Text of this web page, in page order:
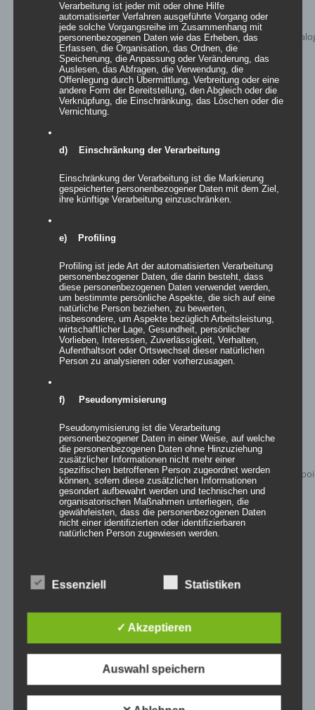
Inflatables AIRRACECONE
Details
zur Wunschliste
Inflatables AIRCUP
Details
zur Wunschliste
Verarbeitung ist jeder mit oder ohne Hilfe
automatisierter Verfahren ausgeführte Vorgang oder
jede solche Vorgangsreihe im Zusammenhang mit
personenbezogenen Daten wie das Erheben, das
Erfassen, die Organisation, das Ordnen, die
Speicherung, die Anpassung oder Veränderung, das
Auslesen, das Abfragen, die Verwendung, die
Offenlegung durch Übermittlung, Verbreitung oder eine
andere Form der Bereitstellung, den Abgleich oder die
Verknüpfung, die Einschränkung, das Löschen oder die
Vernichtung.
d) Einschränkung der Verarbeitung
Einschränkung der Verarbeitung ist die Markierung
gespeicherter personenbezogener Daten mit dem Ziel,
ihre künftige Verarbeitung einzuschränken.
e) Profiling
Profiling ist jede Art der automatisierten Verarbeitung
personenbezogener Daten, die darin besteht, dass
diese personenbezogenen Daten verwendet werden,
um bestimmte persönliche Aspekte, die sich auf eine
natürliche Person beziehen, zu bewerten,
insbesondere, um Aspekte bezüglich Arbeitsleistung,
wirtschaftlicher Lage, Gesundheit, persönlicher
Vorlieben, Interessen, Zuverlässigkeit, Verhalten,
Aufenthaltsort oder Ortswechsel dieser natürlichen
Person zu analysieren oder vorherzusagen.
f) Pseudonymisierung
Pseudonymisierung ist die Verarbeitung
personenbezogener Daten in einer Weise, auf welche
die personenbezogenen Daten ohne Hinzuziehung
zusätzlicher Informationen nicht mehr einer
spezifischen betroffenen Person zugeordnet werden
können, sofern diese zusätzlichen Informationen
gesondert aufbewahrt werden und technischen und
organisatorischen Maßnahmen unterliegen, die
gewährleisten, dass die personenbezogenen Daten
nicht einer identifizierten oder identifizierbaren
natürlichen Person zugewiesen werden.
Verantwortlicher
Verantwortlicher oder für die Verarbeitung
Verantwortlicher ist die natürliche oder juristische
Person, Behörde, Einrichtung oder andere Stelle, die
allein oder gemeinsam mit anderen über die Zwecke
und Mittel der Verarbeitung von personenbezogenen
Daten entscheidet. Sind die Zwecke und Mittel dieser
Verarbeitung durch das Unionsrecht oder das Recht der
Mitgliedstaaten vorgegeben, so kann der
Verantwortliche beziehungsweise können die
bestimmten Kriterien seiner Benennung nach dem
Essenziell Statistiken
✓ Akzeptieren
Auswahl speichern